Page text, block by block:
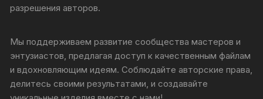
разрешения авторов.
Мы поддерживаем развитие сообщества мастеров и
энтузиастов, предлагая доступ к качественным файлам
и вдохновляющим идеям. Соблюдайте авторские права,
делитесь своими результатами, и создавайте